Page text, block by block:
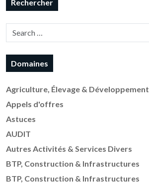
Rechercher
Domaines
Agriculture, Élevage &
Appels d'offres
Astuces
AUDIT
Autres Activités & Services Divers
BTP, Construction & Infrastructures
BTP, Construction & Infrastructures